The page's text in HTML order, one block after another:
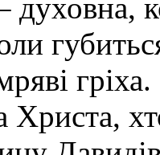
духовна,
Христа,